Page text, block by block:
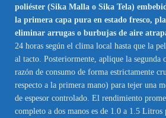
poliéster (Sika Malla o Sika Tela)
la primera capa pura en estado fresco,
eliminar arrugas o burbujas de aire
24 horas según el clima local hasta que la
al tacto. Posteriormente, aplique la segunda
razón de consumo de forma estrictamente
respecto a la primera mano) para tejer una
de espesor controlado. El rendimiento
completo a dos manos es de 1.0 a 1.5